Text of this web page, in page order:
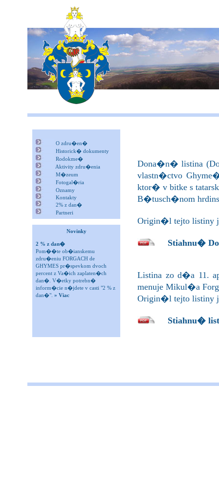
O zdru�en�
Historick� dokumenty
Rodokme�
Aktivity zdru�enia
M�zeum
Fotogal�ria
Oznamy
Kontakty
2% z dan�
Partneri
Novinky
2 % z dan�
Pom��te ob�ianskemu
zdru�eniu FORGACH de
GHYMES pr�spevkom dvoch
percent z Va�ich zaplaten�ch
dan�. V�etky potrebn�
inform�cie n�jdete v casti "2 % z
dan�". » Viac
Dona�n� listina
vlastn�ctvo
ktor� v bitke s
B�tusch�nom
Origin�l tejto listiny
Stiahnu�
Listina zo d�a 11.
menuje Mikul�a
Origin�l tejto listiny
Stiahnu�